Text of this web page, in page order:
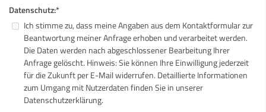
Datenschutz:*
Ich stimme zu, dass meine Angaben aus dem Kontaktformular zur
Beantwortung meiner Anfrage erhoben und verarbeitet werden.
Die Daten werden nach abgeschlossener Bearbeitung Ihrer
Anfrage gelöscht. Hinweis: Sie können Ihre Einwilligung jederzeit
für die Zukunft per E-Mail widerrufen. Detaillierte Informationen
zum Umgang mit Nutzerdaten finden Sie in unserer
Datenschutzerklärung.